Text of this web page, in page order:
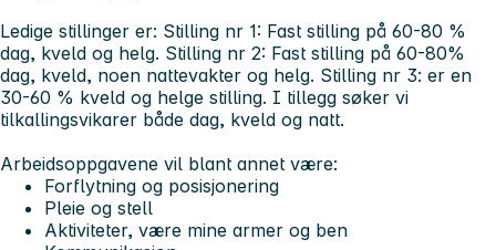
Ledige stillinger er: Stilling nr 1: Fast stilling på 60-80 %
dag, kveld og helg. Stilling nr 2: Fast stilling på 60-80%
dag, kveld, noen nattevakter og helg. Stilling nr 3: er en
30-60 % kveld og helge stilling. I tillegg søker vi
tilkallingsvikarer både dag, kveld og natt.
Arbeidsoppgavene vil blant annet være:
Forflytning og posisjonering
Pleie og stell
Aktiviteter, være mine armer og ben